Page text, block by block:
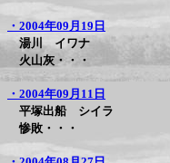
・2004年09月19日
湯川 イワナ
火山灰・・・
・2004年09月11日
平塚出船 シイラ
惨敗・・・